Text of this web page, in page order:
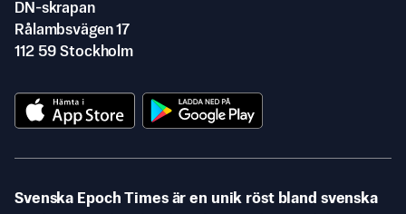
DN-skrapan
Rålambsvägen 17
112 59 Stockholm
Svenska Epoch Times är en unik röst bland svenska